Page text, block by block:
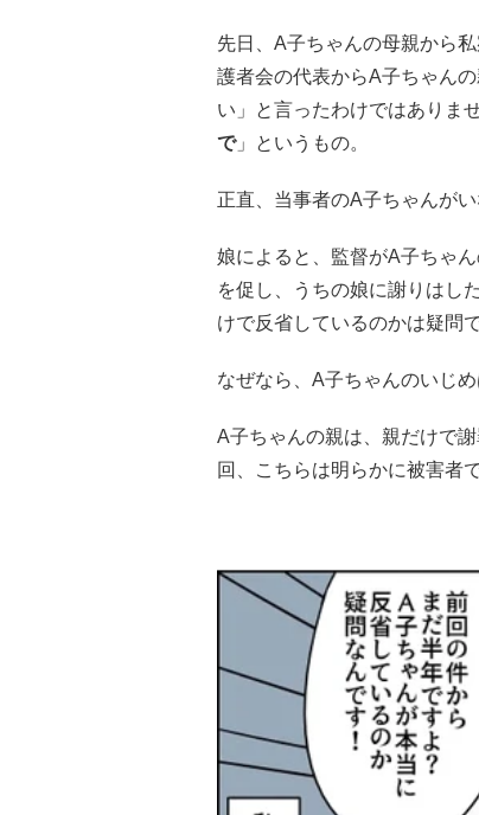
先日、A子ちゃんの母親から
護者会の代表からA子ちゃん
い」と言ったわけではありま
で」というもの。
正直、当事者のA子ちゃんが
娘によると、監督がA子ちゃ
を促し、うちの娘に謝りはし
けで反省しているのかは疑問で
なぜなら、A子ちゃんのいじ
A子ちゃんの親は、親だけで
回、こちらは明らかに被害者で